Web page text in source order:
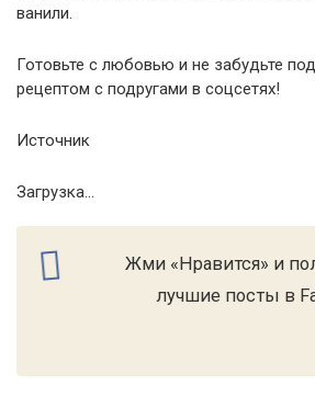
ванили.
Готовьте с любовью и не забудьте
рецептом с подругами в соцсетях!
Источник
Загрузка...
Жми «Нравится» и
лучшие посты в